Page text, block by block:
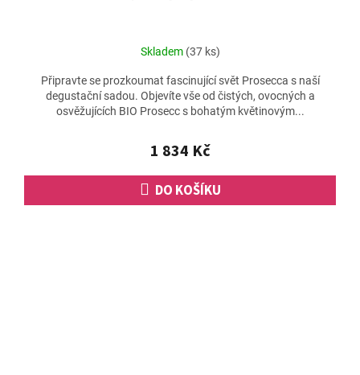
Skladem (37 ks)
1 834 Kč
DO KOŠÍKU
Připravte se prozkoumat fascinující svět Prosecca s naší
degustační sadou. Objevíte vše od čistých, ovocných a
osvěžujících BIO Prosecc s bohatým květinovým...